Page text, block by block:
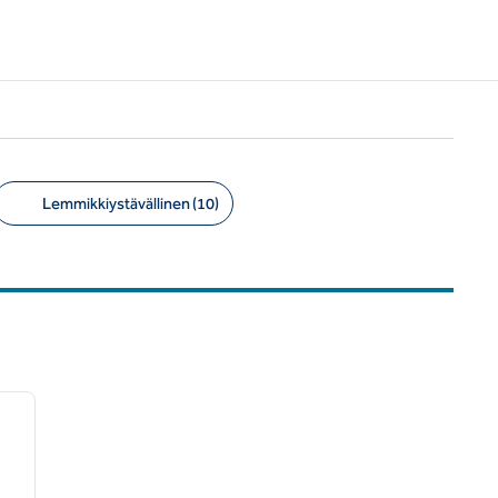
Lemmikkiystävällinen (10)
seuraava kuva